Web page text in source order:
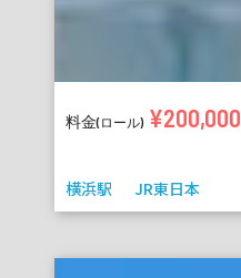
料金(ロール) ¥200,000
横浜駅 JR東日本